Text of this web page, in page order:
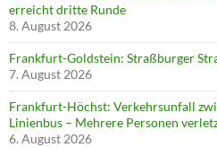
erreicht dritte Runde
8. August 2026
Frankfurt-Goldstein: Straßburger
7. August 2026
Frankfurt-Höchst: Verkehrsunfall
Linienbus – Mehrere Personen
6. August 2026